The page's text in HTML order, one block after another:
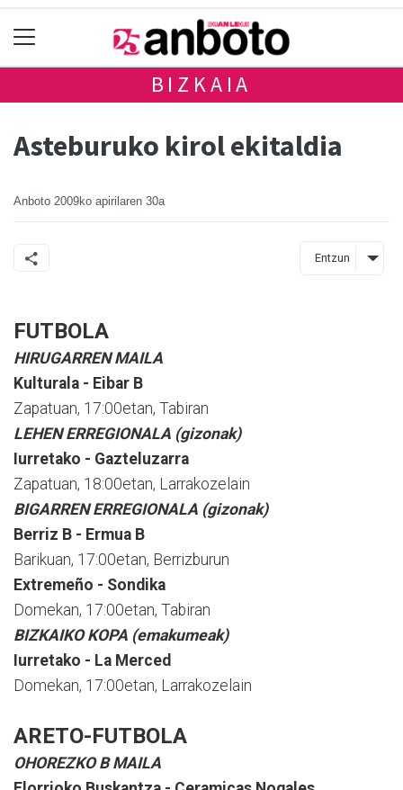
BIZKAIA
Asteburuko kirol ekitaldia
Anboto 2009ko apirilaren 30a
Entzun
FUTBOLA
HIRUGARREN MAILA
Kulturala - Eibar B
Zapatuan, 17:00etan, Tabiran
LEHEN ERREGIONALA (gizonak)
Iurretako - Gazteluzarra
Zapatuan, 18:00etan, Larrakozelain
BIGARREN ERREGIONALA (gizonak)
Berriz B - Ermua B
Barikuan, 17:00etan, Berrizburun
Extremeño - Sondika
Domekan, 17:00etan, Tabiran
BIZKAIKO KOPA (emakumeak)
Iurretako - La Merced
Domekan, 17:00etan, Larrakozelain
ARETO-FUTBOLA
OHOREZKO B MAILA